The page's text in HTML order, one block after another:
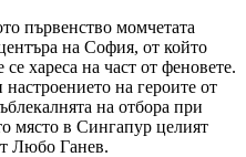
първенство момчетата
на София, от който
хареса на част от феновете.
на героите от
на отбора при
място в Сингапур целият
Любо Ганев.